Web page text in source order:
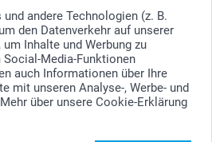
andere Technologien (z. B.
den Datenverkehr auf unserer
Inhalte und Werbung zu
Media-Funktionen
auch Informationen über Ihre
mit unseren Analyse-, Werbe- und
über unsere Cookie-Erklärung
(€) inkl. MwSt. und zzgl. Versandkosten.